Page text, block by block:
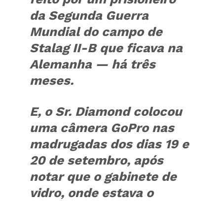
da Segunda Guerra
Mundial do campo de
Stalag II-B que ficava na
Alemanha — há três
meses.
E, o Sr. Diamond colocou
uma câmera GoPro nas
madrugadas dos dias 19 e
20 de setembro, após
notar que o gabinete de
vidro, onde estava o